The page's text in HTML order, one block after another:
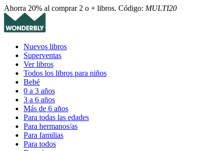
Ahorra 20% al comprar 2 o + libros. Código: MULTI20
Nuevos libros
Superventas
Ver libros
Todos los libros para niños
Bebé
0 a 3 años
3 a 6 años
Más de 6 años
Para todas las edades
Para hermanos/as
Para familias
Para todos